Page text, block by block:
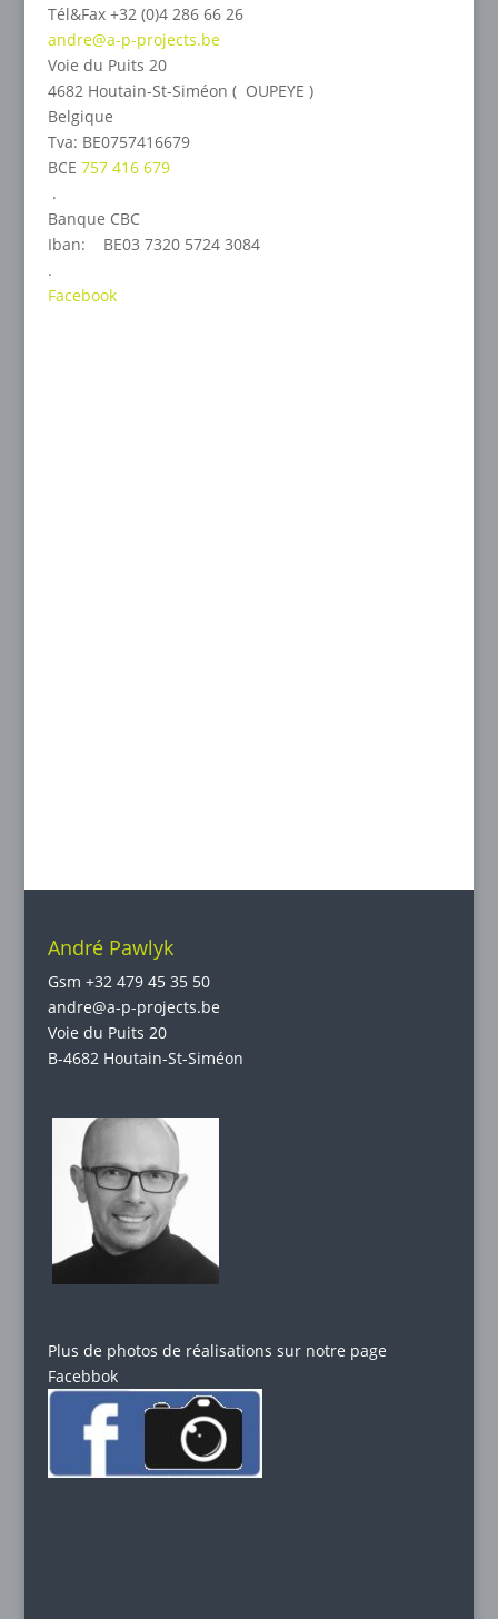
Tél&Fax +32 (0)4 286 66 26
andre@a-p-projects.be
Voie du Puits 20
4682 Houtain-St-Siméon ( OUPEYE )
Belgique
Tva: BE0757416679
BCE 757 416 679
.
Banque CBC
Iban: BE03 7320 5724 3084
.
Facebook
André Pawlyk
Gsm +32 479 45 35 50
andre@a-p-projects.be
Voie du Puits 20
B-4682 Houtain-St-Siméon
Plus de photos de réalisations sur notre page
Facebbok